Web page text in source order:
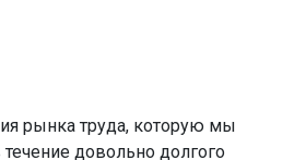
рынка труда, которую мы
довольно долгого